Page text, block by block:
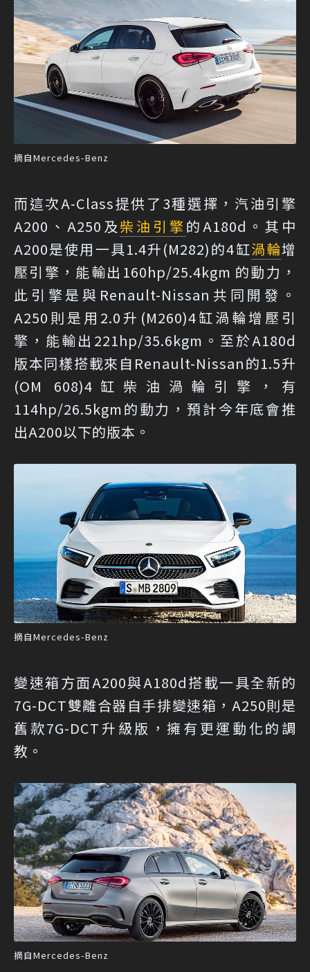
摘自Mercedes-Benz
而這次A-Class提供了3種選擇，汽油引擎
A200、A250及柴油引擎 的A180d。其中
A200是使用一具1.4升(M282)的4缸渦輪增
壓引擎，能輸出160hp/25.4kgm 的動力，
此引擎是與Renault-Nissan共同開發。
A250則是用2.0升(M260)4缸渦輪增壓引
擎，能輸出221hp/35.6kgm。至於A180d
版本同樣搭載來自Renault-Nissan的1.5升
(OM 608)4缸柴油渦輪引擎，有
114hp/26.5kgm的動力，預計今年底會推
出A200以下的版本。
摘自Mercedes-Benz
變速箱方面A200與A180d搭載一具全新的
7G-DCT雙離合器自手排變速箱，A250則是
舊款7G-DCT升級版，擁有更運動化的調
教。
摘自Mercedes-Benz